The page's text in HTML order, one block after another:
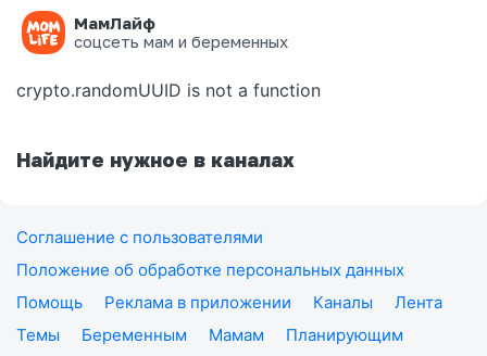
МамЛайф
соцсеть мам и беременных
Ошибка на странице
crypto.randomUUID is not a function
Найдите нужное в каналах
Соглашение с пользователями
Положение об обработке персональных данных
Помощь
Реклама в приложении Каналы
Лента
Темы
Беременным Мамам
Планирующим